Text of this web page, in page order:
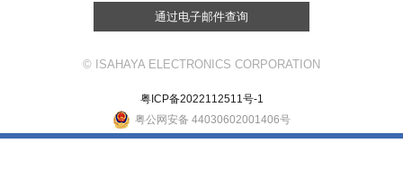
通过电子邮件查询
© ISAHAYA ELECTRONICS CORPORATION
粤ICP备2022112511号-1
粤公网安备 44030602001406号